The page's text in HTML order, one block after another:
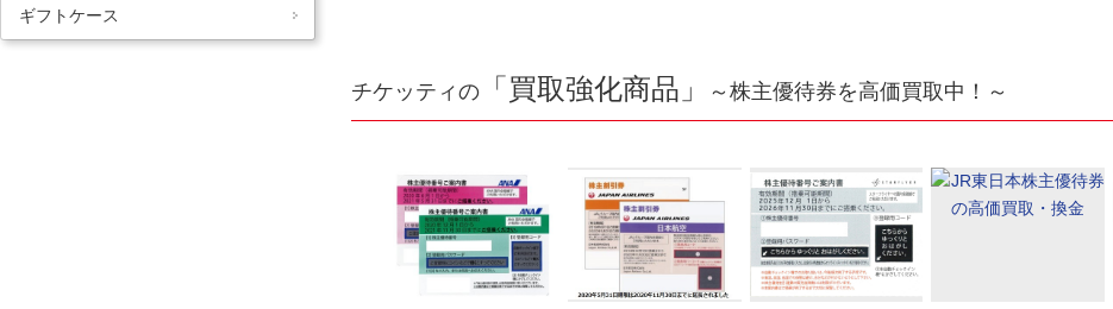
ギフトケース
チケッティの 「買取強化商品」 ～株主優待券を高価買取中！～